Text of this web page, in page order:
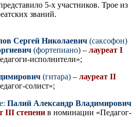
5-х участников. Трое из
званий.
Сергей Николаевич (саксофон)
(фортепиано) – лауреат I
исполнители»;
(гитара) – лауреат II
солист»;
Палий Александр Владимирович
III степени в номинации «Педагог-